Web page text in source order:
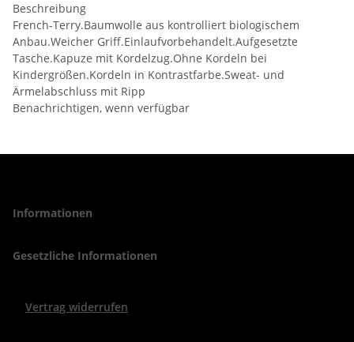
Beschreibung
French-Terry.Baumwolle aus kontrolliert biologischem
Anbau.Weicher Griff.Einlaufvorbehandelt.Aufgesetzte
Tasche.Kapuze mit Kordelzug.Ohne Kordeln bei
Kindergrößen.Kordeln in Kontrastfarbe.Sweat- und
Ärmelabschluss mit Ripp
Benachrichtigen, wenn verfügbar
Informationen
Gesetzliche Informationen
Vertrag widerrufen